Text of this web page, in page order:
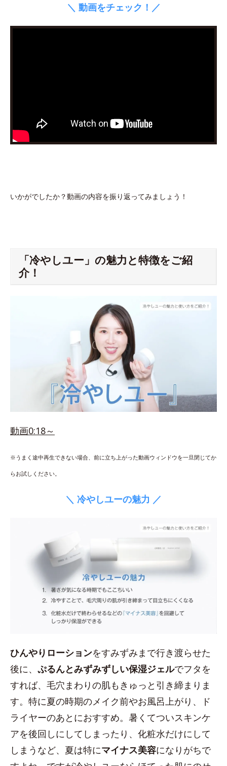
＼ 動画をチェック！／
いかがでしたか？動画の内容を振り返ってみましょう！
「冷やしユー」の魅力と特徴をご紹
介！
動画0:18～
※うまく途中再生できない場合、前に立ち上がった動画ウィンドウを一旦閉じてか
らお試しください。
＼ 冷やしユーの魅力 ／
ひんやりローションをすみずみまで行き渡らせた
後に、 ぷるんとみずみずしい保湿ジェルでフタを
すれば、毛穴まわりの肌もきゅっと引き締まりま
す。特に夏の時期のメイク前やお風呂上がり、ド
ライヤーのあとにおすすめ。暑くてついスキンケ
アを後回しにしてしまったり、化粧水だけにして
しまうなど、夏は特にマイナス美容になりがちで